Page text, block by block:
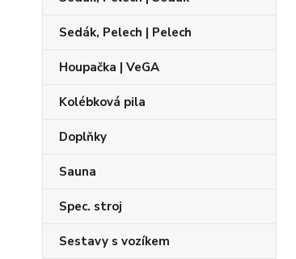
Sedák, Pelech | Pelech
Houpačka | VeGA
Kolébková pila
Doplňky
Sauna
Spec. stroj
Sestavy s vozíkem